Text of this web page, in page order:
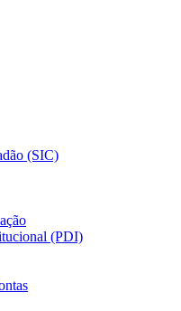
(SIC)
(PDI)